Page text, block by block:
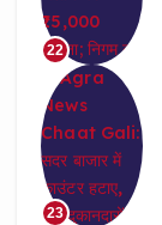
22
23